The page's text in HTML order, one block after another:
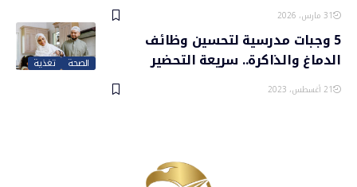
31 مارس، 2026
الصحة تغذية
5 وجبات مدرسية لتحسين وظائف
الدماغ والذاكرة.. سريعة التحضير
21 أغسطس، 2023